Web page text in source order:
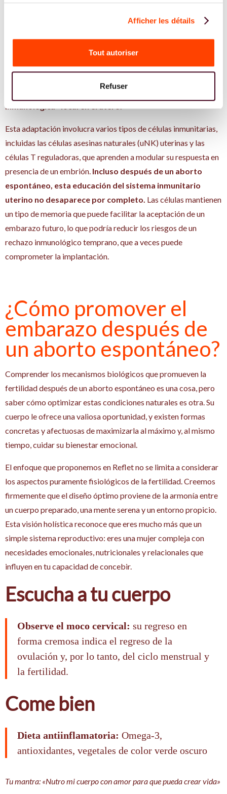
Afficher les détails
Tout autoriser
Refuser
Uno de los aspectos más fascinantes del embarazo es cómo el
embrión, que es genéticamente diferente al de la madre.
mecanismos complejos para crear una «tolerancia
inmunológica» local en el útero.
Esta adaptación involucra varios tipos de células inmunitarias,
incluidas las células asesinas naturales (uNK) uterinas y las
células T reguladoras, que aprenden a modular su respuesta en
presencia de un embrión. Incluso después de un aborto
espontáneo, esta educación del sistema inmunitario
uterino no desaparece por completo. Las células mantienen
un tipo de memoria que puede facilitar la aceptación de un
embarazo futuro, lo que podría reducir los riesgos de un
rechazo inmunológico temprano, que a veces puede
comprometer la implantación.
¿Cómo promover el
embarazo después de
un aborto espontáneo?
Comprender los mecanismos biológicos que promueven la
fertilidad después de un aborto espontáneo es una cosa, pero
saber cómo optimizar estas condiciones naturales es otra. Su
cuerpo le ofrece una valiosa oportunidad, y existen formas
concretas y afectuosas de maximizarla al máximo y, al mismo
tiempo, cuidar su bienestar emocional.
El enfoque que proponemos en Reflet no se limita a considerar
los aspectos puramente fisiológicos de la fertilidad. Creemos
firmemente que el diseño óptimo proviene de la armonía entre
un cuerpo preparado, una mente serena y un entorno propicio.
Esta visión holística reconoce que eres mucho más que un
simple sistema reproductivo: eres una mujer compleja con
necesidades emocionales, nutricionales y relacionales que
influyen en tu capacidad de concebir.
Escucha a tu cuerpo
Observe el moco cervical: su regreso en
forma cremosa indica el regreso de la
ovulación y, por lo tanto, del ciclo menstrual y
la fertilidad.
Come bien
Dieta antiinflamatoria: Omega-3,
antioxidantes, vegetales de color verde oscuro
Tu mantra: «Nutro mi cuerpo con amor para que pueda crear vida»